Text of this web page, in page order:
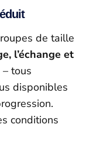
de taille
l’échange et
tous
disponibles
conditions